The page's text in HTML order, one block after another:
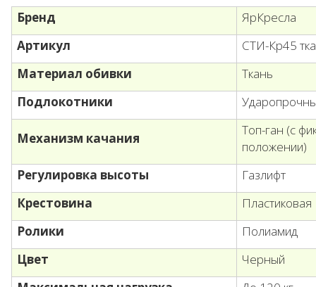
Бренд
ЯрКресла
Артикул
СТИ-Кр45
Материал обивки
Ткань
Подлокотники
Механизм качания
Топ-ган (с
положении)
Регулировка высоты
Газлифт
Крестовина
Пластиковая
Ролики
Полиамид
Цвет
Черный